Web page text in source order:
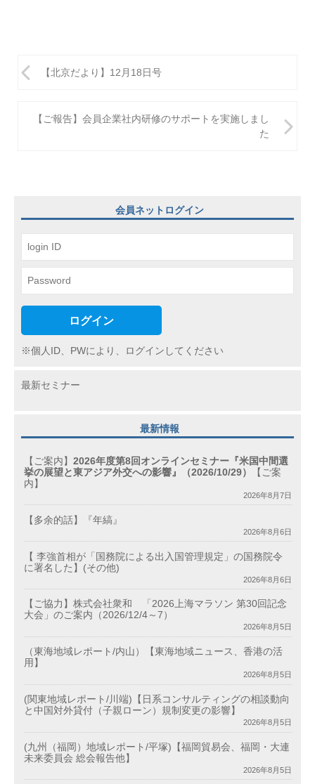
投
ン
【北京だより】12月18日号
【ご報告】会員企業社内研修のサポートを実施しまし
た
会員ネットログイン
ログイン
※個人ID、PWにより、ログインしてください
最新セミナー
最新情報
【ご案内】 2026年度第8回オンラインセミナー『米国中間選
挙の展望と東アジア外交への影響』（2026/10/29）
【ご案
内】
2026年8月7日
【多余的話】『年縞』
2026年8月6日
【 李強首相が「国務院による出入国管理規定」の国務院令
に署名した】(その他)
2026年8月6日
【ご協力】株式会社衆和 「2026上海マラソン 第30回記念
大会」のご案内（2026/12/4～7）
2026年8月5日
（東海地域レポート/内山）【東海地域ニュース、香港の活
用】
2026年8月5日
(関東地域レポート/川端)【日系コンサルティングの相談動向
と中国対外貸付（子親ローン）規制変更の影響】
2026年8月5日
(九州（福岡）地域レポート/平塚)【福岡貿易会、福岡・大連
未来委員会 総会報告他】
2026年8月5日